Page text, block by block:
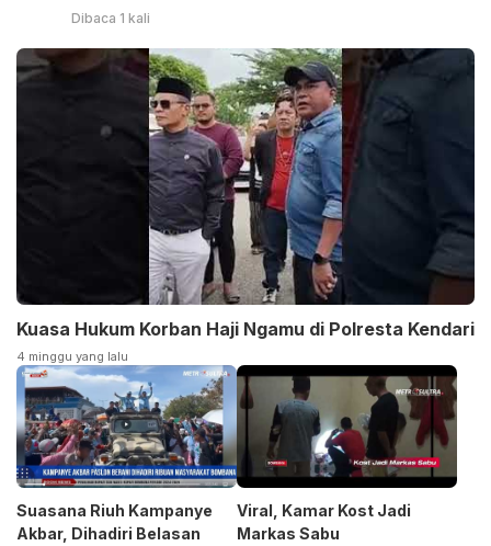
Dibaca 1 kali
Kuasa Hukum Korban Haji Ngamu di Polresta Kendari
4 minggu yang lalu
Suasana Riuh Kampanye
Akbar, Dihadiri Belasan
Viral, Kamar Kost Jadi
Markas Sabu